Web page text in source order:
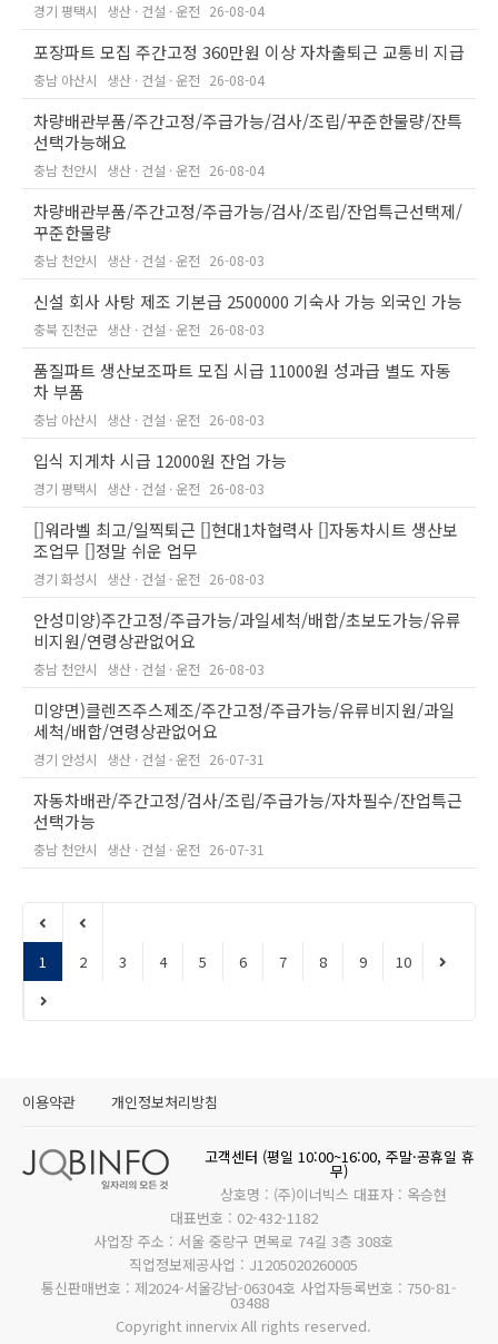
경기 평택시 생산 · 건설 · 운전 26-08-04
포장파트 모집 주간고정 360만원 이상 자차출퇴근 교통비 지급
충남 아산시 생산 · 건설 · 운전 26-08-04
차량배관부품/주간고정/주급가능/검사/조립/꾸준한물량/잔특
선택가능해요
충남 천안시 생산 · 건설 · 운전 26-08-04
차량배관부품/주간고정/주급가능/검사/조립/잔업특근선택제/
꾸준한물량
충남 천안시 생산 · 건설 · 운전 26-08-03
신설 회사 사탕 제조 기본급 2500000 기숙사 가능 외국인 가능
충북 진천군 생산 · 건설 · 운전 26-08-03
품질파트 생산보조파트 모집 시급 11000원 성과급 별도 자동
차 부품
충남 아산시 생산 · 건설 · 운전 26-08-03
입식 지게차 시급 12000원 잔업 가능
경기 평택시 생산 · 건설 · 운전 26-08-03
[]워라벨 최고/일찍퇴근 []현대1차협력사 []자동차시트 생산보
조업무 []정말 쉬운 업무
경기 화성시 생산 · 건설 · 운전 26-08-03
안성미양)주간고정/주급가능/과일세척/배합/초보도가능/유류
비지원/연령상관없어요
충남 천안시 생산 · 건설 · 운전 26-08-03
미양면)클렌즈주스제조/주간고정/주급가능/유류비지원/과일
세척/배합/연령상관없어요
경기 안성시 생산 · 건설 · 운전 26-07-31
자동차배관/주간고정/검사/조립/주급가능/자차필수/잔업특근
선택가능
충남 천안시 생산 · 건설 · 운전 26-07-31
1 2 3 4 5 6 7 8 9 10
이용약관 개인정보처리방침
고객센터 (평일 10:00~16:00, 주말·공휴일 휴
무)
상호명 : (주)이너빅스 대표자 : 옥승현
대표번호 : 02-432-1182
사업장 주소 : 서울 중랑구 면목로 74길 3층 308호
직업정보제공사업 : J1205020260005
통신판매번호 : 제2024-서울강남-06304호 사업자등록번호 : 750-81-
03488
Copyright innervix All rights reserved.